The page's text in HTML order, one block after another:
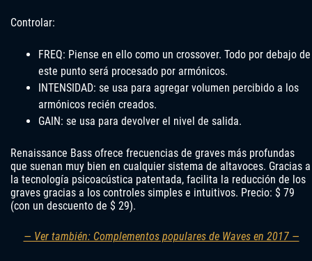
Controlar:
FREQ: Piense en ello como un crossover. Todo por debajo de
este punto será procesado por armónicos.
INTENSIDAD: se usa para agregar volumen percibido a los
armónicos recién creados.
GAIN: se usa para devolver el nivel de salida.
Renaissance Bass ofrece frecuencias de graves más profundas
que suenan muy bien en cualquier sistema de altavoces. Gracias a
la tecnología psicoacústica patentada, facilita la reducción de los
graves gracias a los controles simples e intuitivos. Precio: $ 79
(con un descuento de $ 29).
— Ver también: Complementos populares de Waves en 2017 —